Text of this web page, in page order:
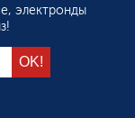
электронды